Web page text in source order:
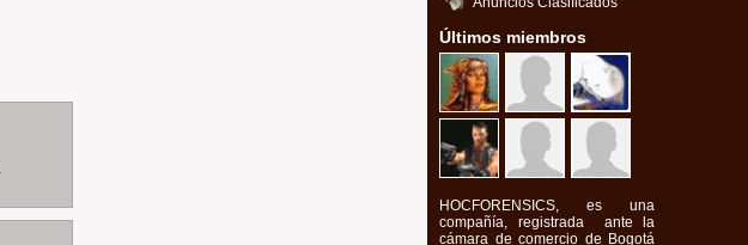
Últimos miembros
HOCFORENSICS, es una
compañía, registrada ante la
cámara de comercio de Bogotá